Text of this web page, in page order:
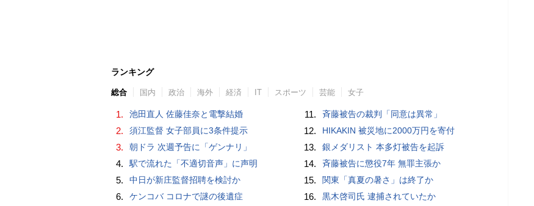
ランキング
総合 国内 政治 海外 経済 IT スポーツ 芸能 女子
1. 池田直人 佐藤佳奈と電撃結婚
2. 須江監督 女子部員に3条件提示
3. 朝ドラ 次週予告に「ゲンナリ」
4. 駅で流れた「不適切音声」に声明
5. 中日が新庄監督招聘を検討か
6. ケンコバ コロナで謎の後遺症
11. 斉藤被告の裁判「同意は異常」
12. HIKAKIN 被災地に2000万円を寄付
13. 銀メダリスト 本多灯被告を起訴
14. 斉藤被告に懲役7年 無罪主張か
15. 関東「真夏の暑さ」は終了か
16. 黒木啓司氏 逮捕されていたか